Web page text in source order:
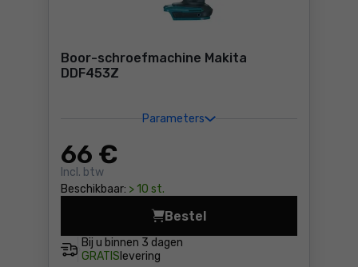
Boor-schroefmachine Makita
DDF453Z
Parameters
66 €
Incl. btw
Beschikbaar: > 10 st.
Bij u binnen 3 dagen
GRATIS levering
Bestel
Boor-schroefmachine